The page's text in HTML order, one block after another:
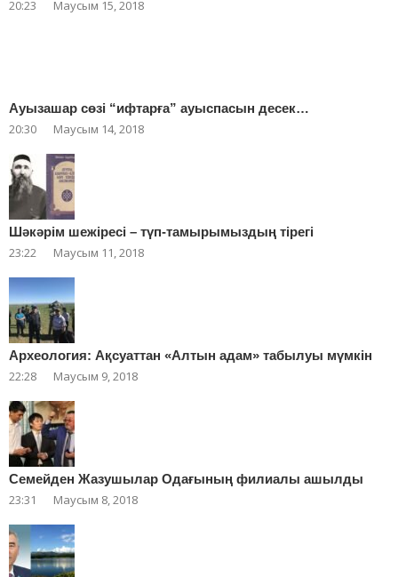
20:23 Маусым 15, 2018
Ауызашар сөзі “ифтарға” ауыспасын десек…
20:30 Маусым 14, 2018
Шәкәрім шежіресі – түп-тамырымыздың тірегі
23:22 Маусым 11, 2018
Археология: Ақсуаттан «Алтын адам» табылуы мүмкін
22:28 Маусым 9, 2018
Cемейден Жазушылар Одағының филиалы ашылды
23:31 Маусым 8, 2018